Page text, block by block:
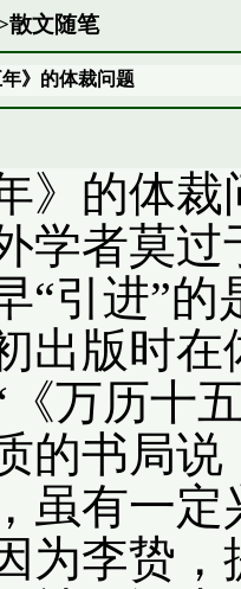
散文随笔
》的体裁问题
》的体
学者莫
“引进”
出版时
万历十
的书局
虽有一
为李贽